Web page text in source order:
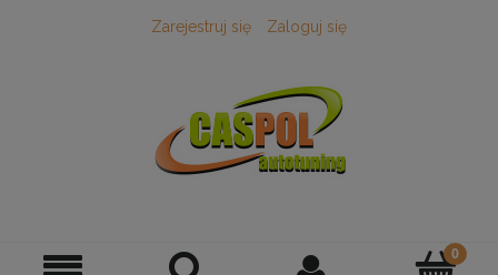
Zarejestruj się Zaloguj się